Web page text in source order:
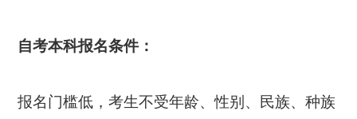
自考本科报名条件：
报名门槛低，考生不受年龄、性别、民族、种族